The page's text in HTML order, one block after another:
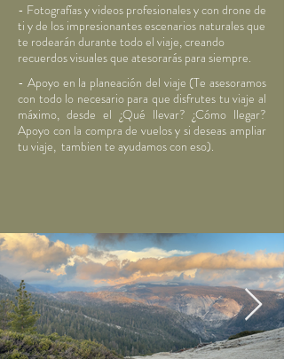
- Fotografías y videos profesionales y con drone de
ti y de los impresionantes escenarios naturales que
te rodearán durante todo el viaje, creando
recuerdos visuales que atesorarás para siempre.
- Apoyo en la planeación del viaje (Te asesoramos
con todo lo necesario para que disfrutes tu viaje al
máximo, desde el ¿Qué llevar? ¿Cómo llegar?
Apoyo con la compra de vuelos y si deseas ampliar
tu viaje, tambien te ayudamos con eso).